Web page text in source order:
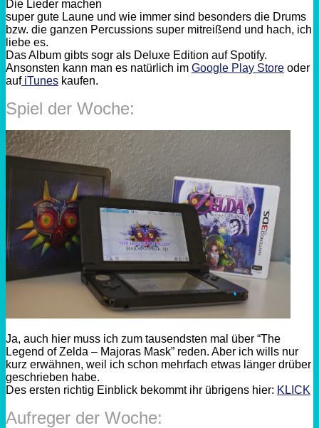
Die Lieder machen
super gute Laune und wie immer sind besonders die Drums
bzw. die ganzen Percussions super mitreißend und hach, ich
liebe es.
Das Album gibts sogr als Deluxe Edition auf Spotify.
Ansonsten kann man es natürlich im Google Play Store oder
aufiTunes kaufen.
Spiel der Woche:
Ja, auch hier muss ich zum tausendsten mal über “The
Legend of Zelda – Majoras Mask” reden. Aber ich wills nur
kurz erwähnen, weil ich schon mehrfach etwas länger drüber
geschrieben habe.
Des ersten richtig Einblick bekommt ihr übrigens hier: KLICK
Aufreger der Woche: